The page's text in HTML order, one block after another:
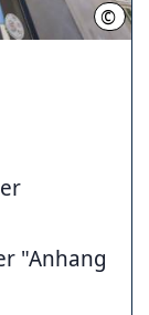
©
"Anhang